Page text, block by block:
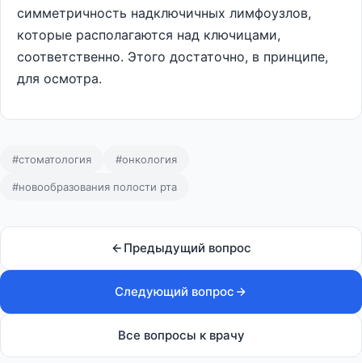
симметричность надключичных лимфоузлов,
которые располагаются над ключицами,
соответственно. Этого достаточно, в принципе,
для осмотра.
#стоматология #онкология
#новообразования полости рта
Предыдущий вопрос
Следующий вопрос
Все вопросы к врачу